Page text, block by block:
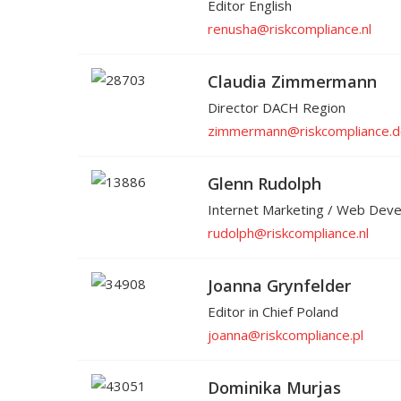
Editor English
renusha@riskcompliance.nl
Claudia Zimmermann
Director DACH Region
Glenn Rudolph
Internet Marketing / Web
rudolph@riskcompliance.nl
Joanna Grynfelder
Editor in Chief Poland
joanna@riskcompliance.pl
Dominika Murjas